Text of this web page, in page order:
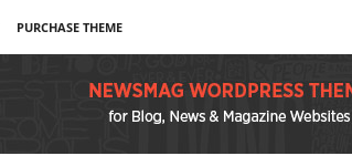
PURCHASE THEME